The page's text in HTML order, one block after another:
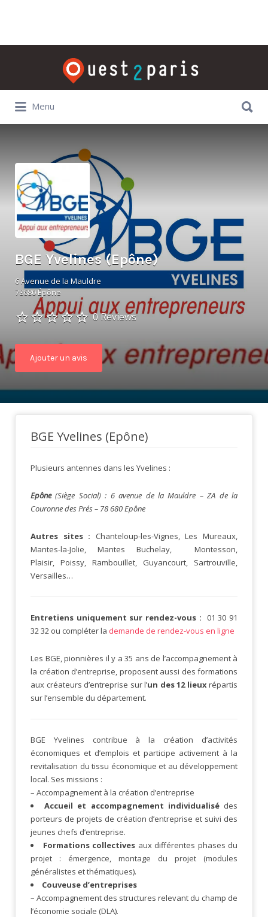
Rechercher:
Menu
BGE Yvelines (Epône)
6 Avenue de la Mauldre
78680 Épône
0 Reviews
Ajouter un avis
BGE Yvelines (Epône)
Plusieurs antennes dans les Yvelines :
Epône(Siège Social) : 6 avenue de la Mauldre – ZA de la
Couronne des Prés – 78 680 Epône
Autres sites : Chanteloup-les-Vignes, Les Mureaux,
Mantes-la-Jolie, Mantes Buchelay, Montesson,
Plaisir, Poissy, Rambouillet, Guyancourt, Sartrouville,
Versailles…
Entretiens uniquement sur rendez-vous : 01 30 91
32 32 ou compléter la demande de rendez-vous en ligne
Les BGE, pionnières il y a 35 ans de l’accompagnement à
la création d’entreprise, proposent aussi des formations
aux créateurs d’entreprise sur l’un des 12 lieux répartis
sur l’ensemble du département.
BGE Yvelines contribue à la création d’activités
économiques et d’emplois et participe activement à la
revitalisation du tissu économique et au développement
local. Ses missions :
– Accompagnement à la création d’entreprise
Accueil et accompagnement individualisé des
porteurs de projets de création d’entreprise et suivi des
jeunes chefs d’entreprise.
Formations collectives aux différentes phases du
projet : émergence, montage du projet (modules
généralistes et thématiques).
Couveuse d’entreprises
– Accompagnement des structures relevant du champ de
l’économie sociale (DLA).